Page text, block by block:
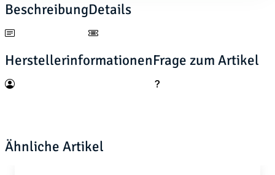
BeschreibungDetails
HerstellerinformationenFrage zum Artikel
Ähnliche Artikel